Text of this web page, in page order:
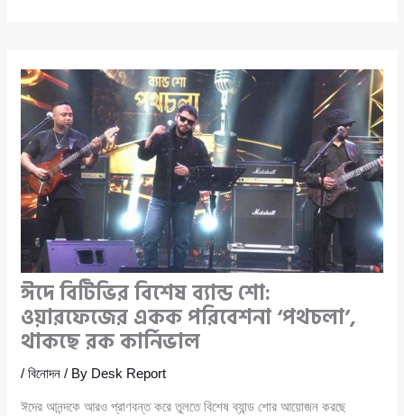
ঈদে বিটিভির বিশেষ ব্যান্ড শো:
ওয়ারফেজের একক পরিবেশনা ‘পথচলা’,
থাকছে রক কার্নিভাল
/বিনোদন / By Desk Report
ঈদের আনন্দকে আরও প্রাণবন্ত করে তুলতে বিশেষ ব্যান্ড শোর আয়োজন করছে